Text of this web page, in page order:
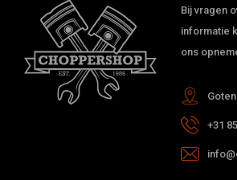
Bij vragen
informatie
ons
+31